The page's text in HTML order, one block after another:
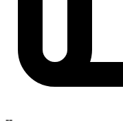
--